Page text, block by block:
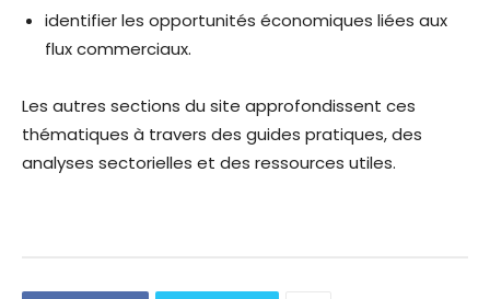
identifier les opportunités économiques liées aux
flux commerciaux.
Les autres sections du site approfondissent ces
thématiques à travers des guides pratiques, des
analyses sectorielles et des ressources utiles.